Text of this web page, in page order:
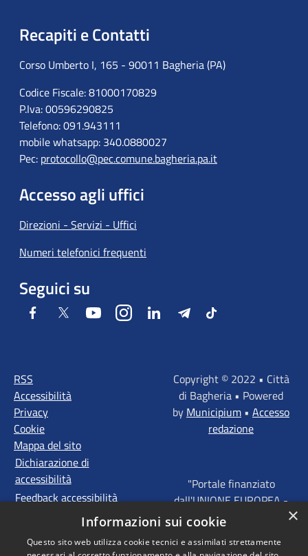
Recapiti e Contatti
Corso Umberto I, 165 - 90011 Bagheria (PA)
Codice Fiscale: 81000170829
P.Iva: 00596290825
Telefono: 091.943111
mobile whatsapp: 340.0880027
Pec: protocollo@pec.comune.bagheria.pa.it
Accesso agli uffici
Direzioni - Servizi - Uffici
Numeri telefonici frequenti
Seguici su
Facebook Twitter YoutubeInstagramLinkedIn TelegramTiktok
RSS
Accessibilità
Privacy
Cookie
Mappa del sito
Dichiarazione di
accessibilità
Feedback accessibilità
Copyright © 2022 • Città
di Bagheria • Powered
by Municipium • Accesso
redazione
"Portale finanziato
dall'UNIONE EUROPEA -
FONDI STRUTTURALI
EUROPEI - Programma
×
Informazioni sui cookie
Questo sito web utilizza cookie tecnici e assimilati strettamente